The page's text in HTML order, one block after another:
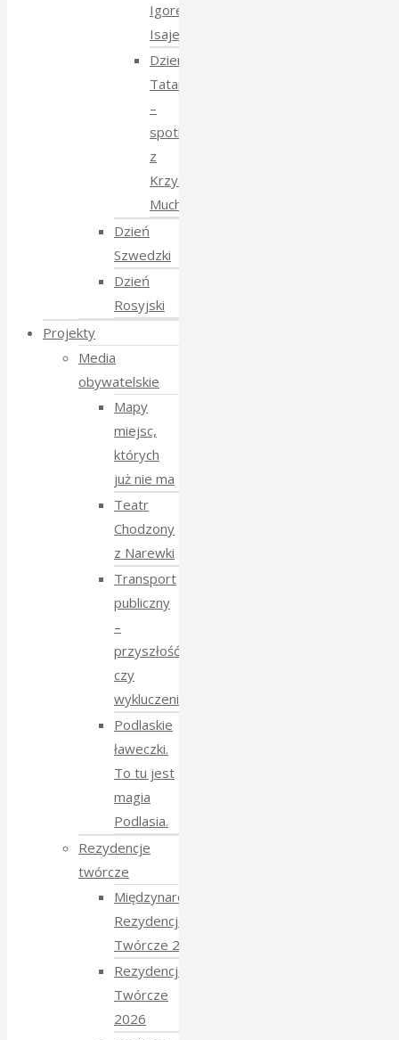
Igorem
Isajewem
Dzien
Tatarski
–
spotkanie
z
Krzysztofem
Mucharskim
Dzień
Szwedzki
Dzień
Rosyjski
Projekty
Media
obywatelskie
Mapy
miejsc,
których
już nie ma
Teatr
Chodzony
z Narewki
Transport
publiczny
–
przyszłość
czy
wykluczenie?
Podlaskie
ławeczki.
To tu jest
magia
Podlasia.
Rezydencje
twórcze
Międzynarodowe
Rezydencje
Twórcze 2026
Rezydencje
Twórcze
2026